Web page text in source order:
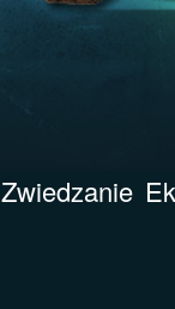
Zwiedzanie